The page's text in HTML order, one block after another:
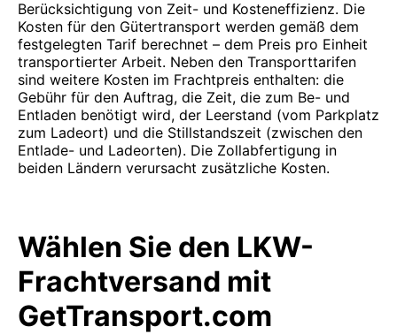
Berücksichtigung von Zeit- und Kosteneffizienz. Die
Kosten für den Gütertransport werden gemäß dem
festgelegten Tarif berechnet – dem Preis pro Einheit
transportierter Arbeit. Neben den Transporttarifen
sind weitere Kosten im Frachtpreis enthalten: die
Gebühr für den Auftrag, die Zeit, die zum Be- und
Entladen benötigt wird, der Leerstand (vom Parkplatz
zum Ladeort) und die Stillstandszeit (zwischen den
Entlade- und Ladeorten). Die Zollabfertigung in
beiden Ländern verursacht zusätzliche Kosten.
Wählen Sie den LKW-
Frachtversand mit
GetTransport.com